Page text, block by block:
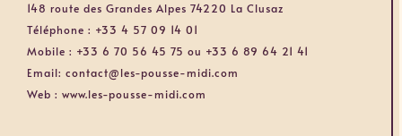
148 route des Grandes Alpes 74220 La Clusaz
Téléphone : +33 4 57 09 14 01
Mobile : +33 6 70 56 45 75 ou +33 6 89 64 21 41
Email: contact@les-pousse-midi.com
Web : www.les-pousse-midi.com